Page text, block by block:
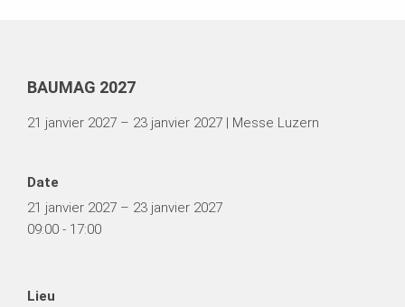
BAUMAG 2027
21 janvier 2027 – 23 janvier 2027 | Messe Luzern
Date
21 janvier 2027 – 23 janvier 2027
09:00 - 17:00
Lieu